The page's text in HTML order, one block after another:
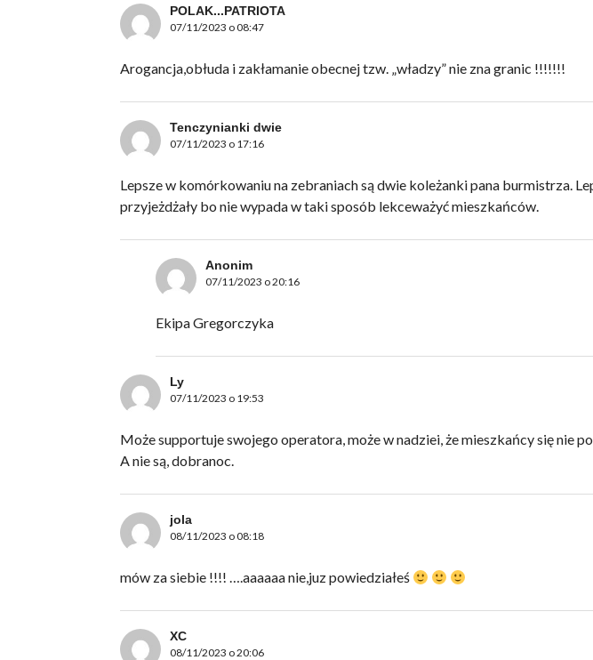
POLAK...PATRIOTA
07/11/2023 o 08:47
Arogancja,obłuda i zakłamanie obecnej tzw. „władzy” nie zna granic !!!!!!!
Tenczynianki dwie
07/11/2023 o 17:16
Lepsze w komórkowaniu na zebraniach są dwie koleżanki pana burmistrza.
przyjeżdżały bo nie wypada w taki sposób lekceważyć mieszkańców.
Anonim
07/11/2023 o 20:16
Ekipa Gregorczyka
Ly
07/11/2023 o 19:53
Może supportuje swojego operatora, może w nadziei, że mieszkańcy się nie
A nie są, dobranoc.
jola
08/11/2023 o 08:18
mów za siebie !!!! ….aaaaaa nie,juz powiedziałeś
XC
08/11/2023 o 20:06